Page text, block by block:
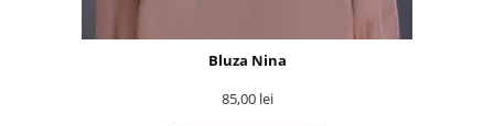
Bluza Nina
85,00 lei